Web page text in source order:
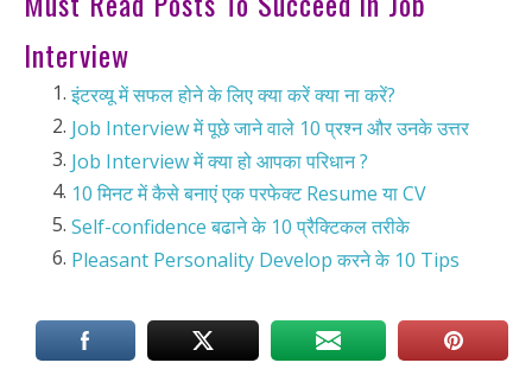
Interview
इंटरव्यू में सफल होने के लिए क्या करें क्या ना करें?
Job Interview में पूछे जाने वाले 10 प्रश्न और उनके उत्तर
Job Interview में क्या हो आपका परिधान ?
10 मिनट में कैसे बनाएं एक परफेक्ट Resume या CV
Self-confidence बढाने के 10 प्रैक्टिकल तरीके
Pleasant Personality Develop करने के 10 Tips